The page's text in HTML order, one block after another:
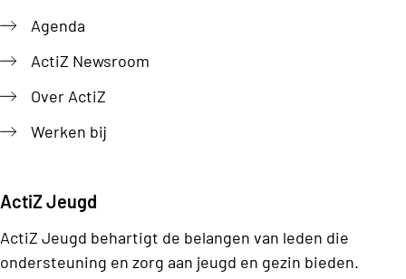
Agenda
ActiZ Newsroom
Over ActiZ
Werken bij
ActiZ Jeugd
ActiZ Jeugd behartigt de belangen van leden die
ondersteuning en zorg aan jeugd en gezin bieden.